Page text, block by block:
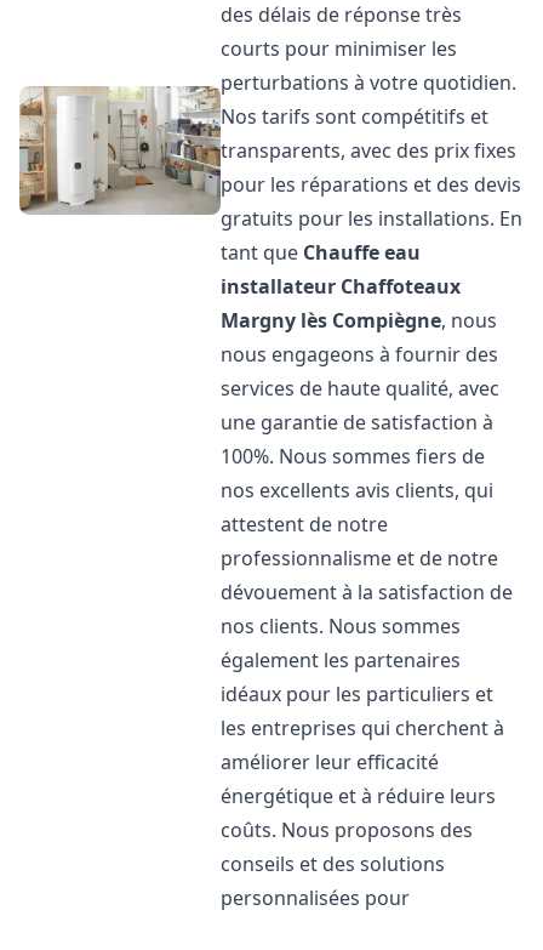
des délais de réponse très
courts pour minimiser les
perturbations à votre quotidien.
Nos tarifs sont compétitifs et
transparents, avec des prix fixes
pour les réparations et des devis
gratuits pour les installations. En
tant que Chauffe eau
installateur Chaffoteaux
Margny lès Compiègne, nous
nous engageons à fournir des
services de haute qualité, avec
une garantie de satisfaction à
100%. Nous sommes fiers de
nos excellents avis clients, qui
attestent de notre
professionnalisme et de notre
dévouement à la satisfaction de
nos clients. Nous sommes
également les partenaires
idéaux pour les particuliers et
les entreprises qui cherchent à
améliorer leur efficacité
énergétique et à réduire leurs
coûts. Nous proposons des
conseils et des solutions
personnalisées pour